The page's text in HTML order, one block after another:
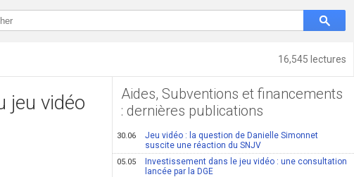
16,545 lectures
jeu vidéo
Aides, Subventions et financements
: dernières publications
30.06
Jeu vidéo : la question de Danielle Simonnet
suscite une réaction du SNJV
05.05
Investissement dans le jeu vidéo : une consultation
lancée par la DGE